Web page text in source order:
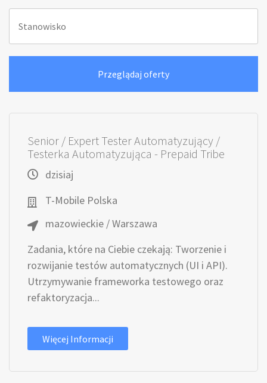
Senior / Expert Tester Automatyzujący /
Testerka Automatyzująca - Prepaid Tribe
dzisiaj
T-Mobile Polska
mazowieckie / Warszawa
Zadania, które na Ciebie czekają: Tworzenie i
rozwijanie testów automatycznych (UI i API).
Utrzymywanie frameworka testowego oraz
refaktoryzacja...
Więcej Informacji